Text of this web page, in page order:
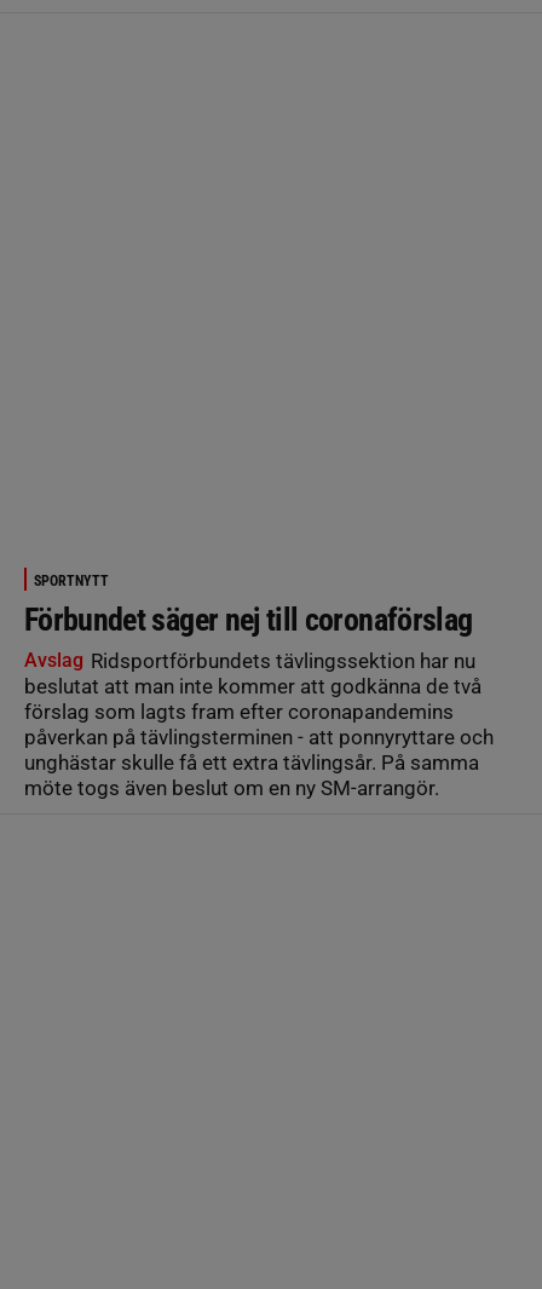
SPORTNYTT
Förbundet säger nej till coronaförslag
Avslag Ridsportförbundets tävlingssektion har nu
beslutat att man inte kommer att godkänna de två
förslag som lagts fram efter coronapandemins
påverkan på tävlingsterminen - att ponnyryttare och
unghästar skulle få ett extra tävlingsår. På samma
möte togs även beslut om en ny SM-arrangör.